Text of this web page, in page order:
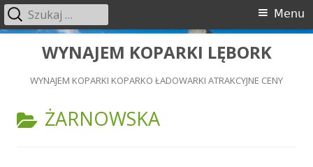
PrzeskoczWYNAJEM KOPARKI LĘBORK
WYNAJEM KOPARKI KOPARKO ŁADOWARKI ATRAKCYJNE CENY
Menu
główne
Menu
Szukaj:
KATEGORIA:
ŻARNOWSKA